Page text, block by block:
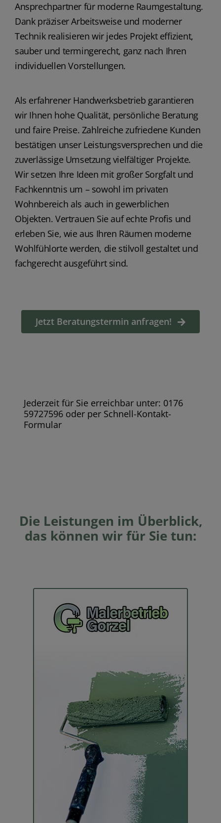
Ansprechpartner für moderne Raumgestaltung.
Dank präziser Arbeitsweise und moderner
Technik realisieren wir jedes Projekt effizient,
sauber und termingerecht, ganz nach Ihren
individuellen Vorstellungen.
Als erfahrener Handwerksbetrieb garantieren
wir Ihnen hohe Qualität, persönliche Beratung
und faire Preise. Zahlreiche zufriedene Kunden
bestätigen unser Leistungsversprechen und die
zuverlässige Umsetzung vielfältiger Projekte.
Wir setzen Ihre Ideen mit großer Sorgfalt und
Fachkenntnis um – sowohl im privaten
Wohnbereich als auch in gewerblichen
Objekten. Vertrauen Sie auf echte Profis und
erleben Sie, wie aus Ihren Räumen moderne
Wohlfühlorte werden, die stilvoll gestaltet und
fachgerecht ausgeführt sind.
Jetzt Beratungstermin anfragen!
Jederzeit für Sie erreichbar unter: 0176
59727596 oder per Schnell-Kontakt-
Formular
Die Leistungen im Überblick,
das können wir für Sie tun: